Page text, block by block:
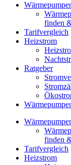
finden
Tarifvergleich
Heizstrom
Ratgeber
finden
Tarifvergleich
Heizstrom